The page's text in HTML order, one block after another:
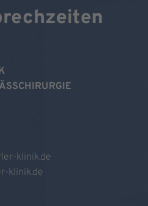
klinik.de
klinik.de